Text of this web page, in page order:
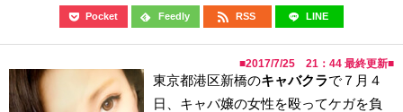
Pocket Feedly RSS LINE
■2017/7/25 21：44 最終更新■
東京都港区新橋のキャバクラで７月４
日、キャバ嬢の女性を殴ってケガを負